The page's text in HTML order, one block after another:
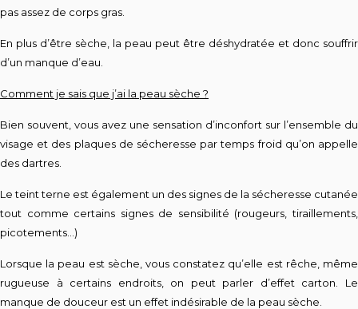
pas assez de corps gras.
En plus d’être sèche, la peau peut être déshydratée et donc souffrir
d’un manque d’eau.
Comment je sais que j’ai la peau sèche ?
Bien souvent, vous avez une sensation d’inconfort sur l’ensemble du
visage et des plaques de sécheresse par temps froid qu’on appelle
des dartres.
Le teint terne est également un des signes de la sécheresse cutanée
tout comme certains signes de sensibilité (rougeurs, tiraillements,
picotements…)
Lorsque la peau est sèche, vous constatez qu’elle est rêche, même
rugueuse à certains endroits, on peut parler d’effet carton. Le
manque de douceur est un effet indésirable de la peau sèche.